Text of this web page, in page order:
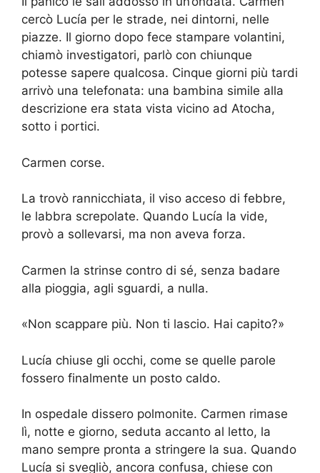
cercò Lucía per le strade, nei dintorni, nelle
piazze. Il giorno dopo fece stampare volantini,
chiamò investigatori, parlò con chiunque
potesse sapere qualcosa. Cinque giorni più tardi
arrivò una telefonata: una bambina simile alla
descrizione era stata vista vicino ad Atocha,
sotto i portici.
Carmen corse.
La trovò rannicchiata, il viso acceso di febbre,
le labbra screpolate. Quando Lucía la vide,
provò a sollevarsi, ma non aveva forza.
Carmen la strinse contro di sé, senza badare
alla pioggia, agli sguardi, a nulla.
«Non scappare più. Non ti lascio. Hai capito?»
Lucía chiuse gli occhi, come se quelle parole
fossero finalmente un posto caldo.
In ospedale dissero polmonite. Carmen rimase
lì, notte e giorno, seduta accanto al letto, la
mano sempre pronta a stringere la sua. Quando
Lucía si svegliò, ancora confusa, chiese con